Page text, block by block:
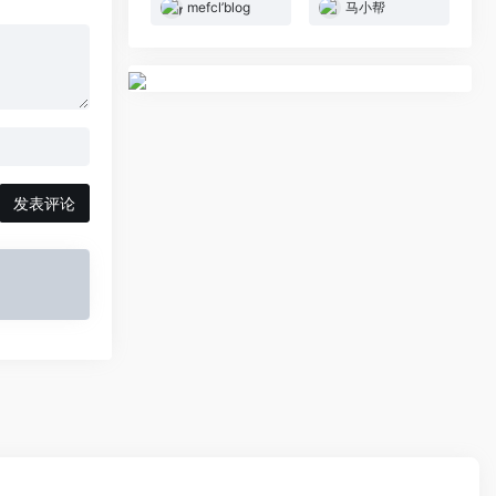
发表评论
mefcl’blog 马小帮